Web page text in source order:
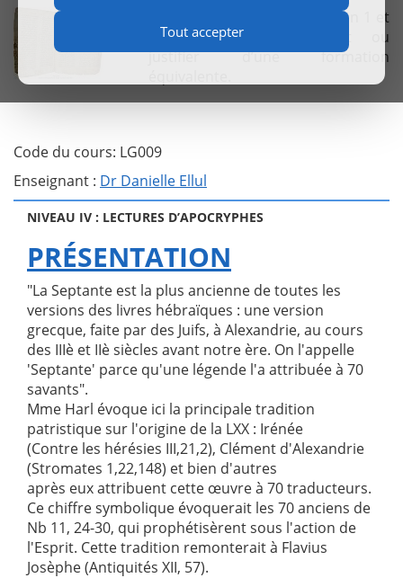
Tout accepter
avoir fait l’Initiation 1 et
2 et l’Approfondissement ou
justifier d’une formation
Code du cours: LG009
Enseignant : Dr Danielle Ellul
NIVEAU IV : LECTURES D’APOCRYPHES
PRÉSENTATION
"La Septante est la plus ancienne de toutes les
versions des livres hébraïques : une version
grecque, faite par des Juifs, à Alexandrie, au cours
des IIIè et IIè siècles avant notre ère. On l'appelle
'Septante' parce qu'une légende l'a attribuée à 70
savants".
Mme Harl évoque ici la principale tradition
patristique sur l'origine de la LXX : Irénée
(Contre les hérésies III,21,2), Clément d'Alexandrie
(Stromates 1,22,148) et bien d'autres
après eux attribuent cette œuvre à 70 traducteurs.
Ce chiffre symbolique évoquerait les 70 anciens de
Nb 11, 24-30, qui prophétisèrent sous l'action de
l'Esprit. Cette tradition remonterait à Flavius
Josèphe (Antiquités XII, 57).